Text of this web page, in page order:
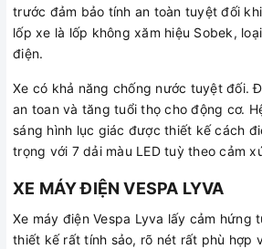
trước đảm bảo tính an toàn tuyệt đối
lốp xe là lốp không xăm hiệu Sobek,
điện.
Xe có khả năng chống nước tuyệt đối.
an toan và tăng tuổi thọ cho động cơ.
sáng hình lục giác được thiết kế cách
trọng với 7 dải màu LED tuỳ theo cảm
XE MÁY ĐIỆN VESPA LYVA
Xe máy điện Vespa Lyva lấy cảm hứng
thiết kế rất tính sảo, rõ nét rất phù hợp